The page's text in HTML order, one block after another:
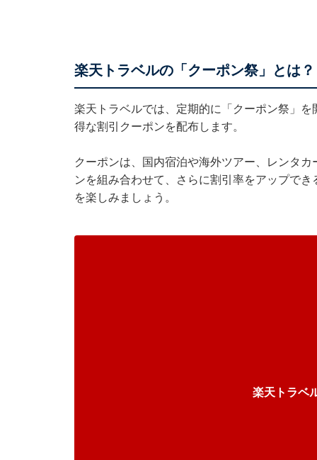
楽天トラベルの「クーポン祭」とは？
楽天トラベルでは、定期的に「クーポン祭」
得な割引クーポンを配布します。
クーポンは、国内宿泊や海外ツアー、レンタ
ンを組み合わせて、さらに割引率をアップで
を楽しみましょう。
楽天トラベ